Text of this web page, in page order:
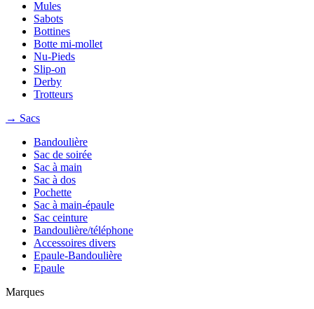
Mules
Sabots
Bottines
Botte mi-mollet
Nu-Pieds
Slip-on
Derby
Trotteurs
→ Sacs
Bandoulière
Sac de soirée
Sac à main
Sac à dos
Pochette
Sac à main-épaule
Sac ceinture
Bandoulière/téléphone
Accessoires divers
Epaule-Bandoulière
Epaule
Marques